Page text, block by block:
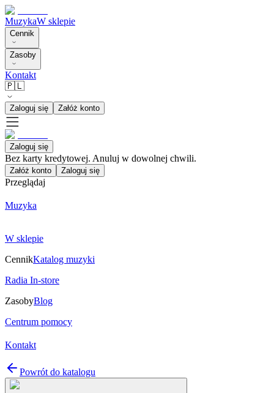
MuzykaW sklepie
Cennik
Zasoby
Kontakt
🇵🇱
Zaloguj się Załóż konto
Zaloguj się
Bez karty kredytowej. Anuluj w dowolnej chwili.
Załóż konto Zaloguj się
Przeglądaj
Muzyka
W sklepie
CennikKatalog muzyki
Radia In-store
ZasobyBlog
Centrum pomocy
Kontakt
Powrót do katalogu